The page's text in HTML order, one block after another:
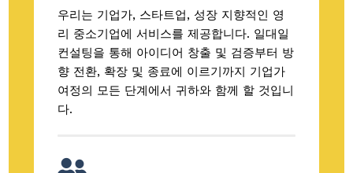
우리는 기업가, 스타트업, 성장 지향적인 영
리 중소기업에 서비스를 제공합니다. 일대일
컨설팅을 통해 아이디어 창출 및 검증부터 방
향 전환, 확장 및 종료에 이르기까지 기업가
여정의 모든 단계에서 귀하와 함께 할 것입니
다.
